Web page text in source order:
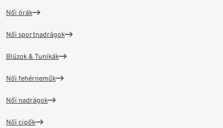
Női órák
Női sportnadrágok
Blúzok & Tunikák
Női fehérneműk
Női nadrágok
Női cipők